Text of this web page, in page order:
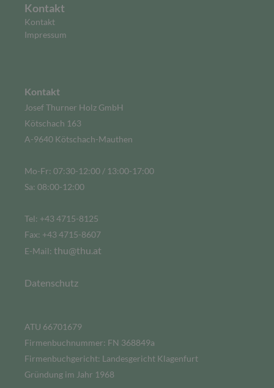
Kontakt
Kontakt
Impressum
Kontakt
Josef Thurner Holz GmbH
Kötschach 163
A-9640 Kötschach-Mauthen
Mo-Fr: 07:30-12:00 / 13:00-17:00
Sa: 08:00-12:00
Tel: +43 4715-8125
Fax: +43 4715-8607
E-Mail: thu@thu.at
Datenschutz
ATU 66701679
Firmenbuchnummer: FN 368849a
Firmenbuchgericht: Landesgericht Klagenfurt
Gründung im Jahr 1968